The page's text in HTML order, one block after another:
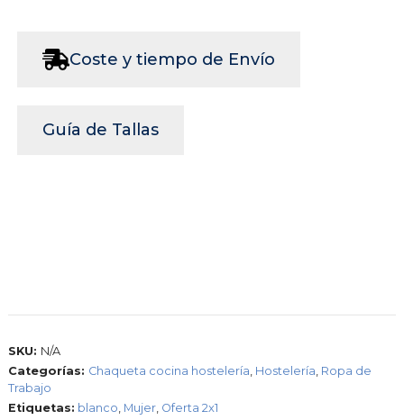
Coste y tiempo de Envío
Guía de Tallas
SKU: N/A
Categorías: Chaqueta cocina hostelería Hostelería Ropa de
Trabajo
Etiquetas: blanco Mujer, Oferta 2x1